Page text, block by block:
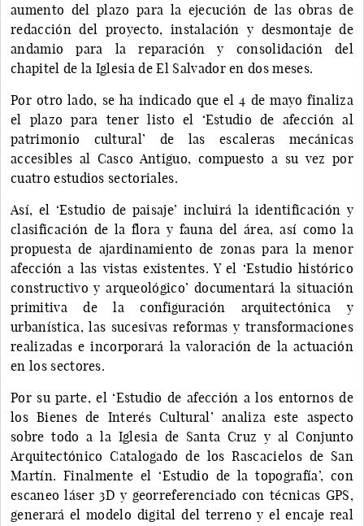
aumento del plazo para la ejecución de las obras de
redacción del proyecto, instalación y desmontaje de
andamio para la reparación y consolidación del
chapitel de la Iglesia de El Salvador en dos meses.
Por otro lado, se ha indicado que el 4 de mayo finaliza
el plazo para tener listo el ‘Estudio de afección al
patrimonio cultural’ de las escaleras mecánicas
accesibles al Casco Antiguo, compuesto a su vez por
cuatro estudios sectoriales.
Así, el ‘Estudio de paisaje’ incluirá la identificación y
clasificación de la flora y fauna del área, así como la
propuesta de ajardinamiento de zonas para la menor
afección a las vistas existentes. Y el ‘Estudio histórico
constructivo y arqueológico’ documentará la situación
primitiva de la configuración arquitectónica y
urbanística, las sucesivas reformas y transformaciones
realizadas e incorporará la valoración de la actuación
en los sectores.
Por su parte, el ‘Estudio de afección a los entornos de
los Bienes de Interés Cultural’ analiza este aspecto
sobre todo a la Iglesia de Santa Cruz y al Conjunto
Arquitectónico Catalogado de los Rascacielos de San
Martín. Finalmente el ‘Estudio de la topografía’, con
escaneo láser 3D y georreferenciado con técnicas GPS,
generará el modelo digital del terreno y el encaje real